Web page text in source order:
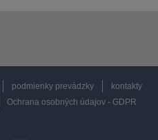
podmienky prevádzky
kontakty
Ochrana osobných údajov - GDPR